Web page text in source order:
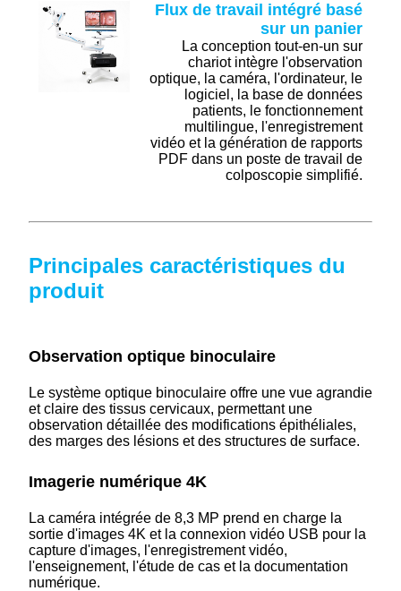
Flux de travail intégré basé
sur un panier
La conception tout-en-un sur
chariot intègre l'observation
optique, la caméra, l'ordinateur, le
logiciel, la base de données
patients, le fonctionnement
multilingue, l'enregistrement
vidéo et la génération de rapports
PDF dans un poste de travail de
colposcopie simplifié.
Principales caractéristiques du
produit
Observation optique binoculaire
Le système optique binoculaire offre une vue agrandie
et claire des tissus cervicaux, permettant une
observation détaillée des modifications épithéliales,
des marges des lésions et des structures de surface.
Imagerie numérique 4K
La caméra intégrée de 8,3 MP prend en charge la
sortie d'images 4K et la connexion vidéo USB pour la
capture d'images, l'enregistrement vidéo,
l'enseignement, l'étude de cas et la documentation
numérique.